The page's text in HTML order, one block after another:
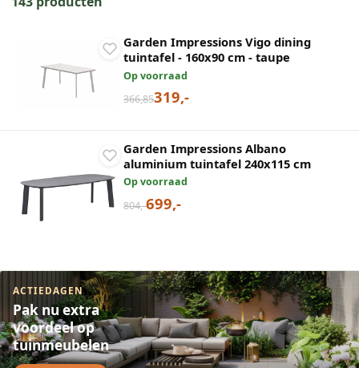
Garden Impressions Vigo dining
tuintafel - 160x90 cm - taupe
Op voorraad
366,85319,-
Garden Impressions Albano
aluminium tuintafel 240x115 cm
Op voorraad
804,-699,-
ACTIEDAGEN
Pak nu extra
voordeel op
tuinmeubelen